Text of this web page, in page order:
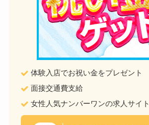
体験入店でお祝い金をプレゼント
面接交通費支給
女性人気ナンバーワンの求人サイト